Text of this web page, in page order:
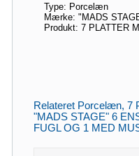
Type: Porcelæn
Mærke: "MADS
Produkt: 7 PLATTER
Relateret Porcelæn, 7
"MADS STAGE" 6
FUGL OG 1 MED